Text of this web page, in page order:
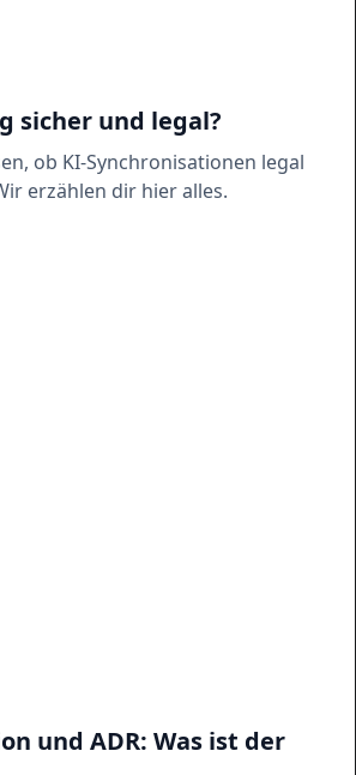
sicher und legal?
ob KI-Synchronisationen legal
erzählen dir hier alles.
und ADR: Was ist der